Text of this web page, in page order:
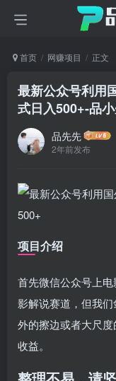
首页 网赚项目 正文
最新公众号利用
式日入500+-品
品先先
2年前发布
项目介绍
首先微信公众号上
影解说赛道，但我
外的擦边或者大尺
收益。